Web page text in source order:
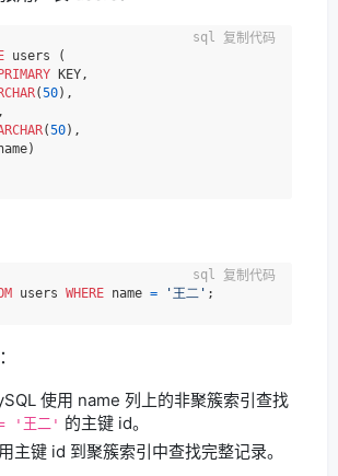
users (
KEY,
(50),
,
(50),
复制代码
users WHERE name = '王二'
复制代码
使用 name 列上的非聚簇索引查找
'王二' 的主键 id。
主键 id 到聚簇索引中查找完整记录。